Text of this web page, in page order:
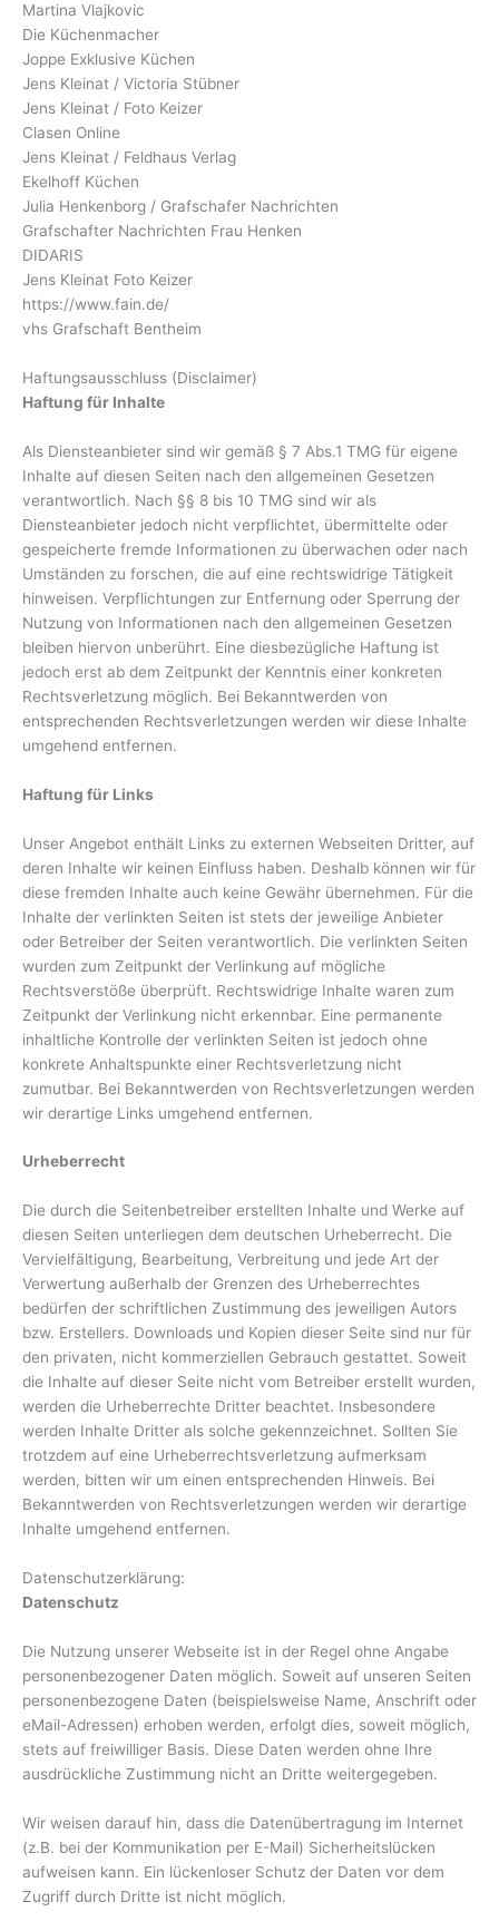
Martina Vlajkovic
Die Küchenmacher
Joppe Exklusive Küchen
Jens Kleinat / Victoria Stübner
Jens Kleinat / Foto Keizer
Clasen Online
Jens Kleinat / Feldhaus Verlag
Ekelhoff Küchen
Julia Henkenborg / Grafschafer Nachrichten
Grafschafter Nachrichten Frau Henken
DIDARIS
Jens Kleinat Foto Keizer
https://www.fain.de/
vhs Grafschaft Bentheim
Haftungsausschluss (Disclaimer)
Haftung für Inhalte
Als Diensteanbieter sind wir gemäß § 7 Abs.1 TMG für eigene
Inhalte auf diesen Seiten nach den allgemeinen Gesetzen
verantwortlich. Nach §§ 8 bis 10 TMG sind wir als
Diensteanbieter jedoch nicht verpflichtet, übermittelte oder
gespeicherte fremde Informationen zu überwachen oder nach
Umständen zu forschen, die auf eine rechtswidrige Tätigkeit
hinweisen. Verpflichtungen zur Entfernung oder Sperrung der
Nutzung von Informationen nach den allgemeinen Gesetzen
bleiben hiervon unberührt. Eine diesbezügliche Haftung ist
jedoch erst ab dem Zeitpunkt der Kenntnis einer konkreten
Rechtsverletzung möglich. Bei Bekanntwerden von
entsprechenden Rechtsverletzungen werden wir diese Inhalte
umgehend entfernen.
Haftung für Links
Unser Angebot enthält Links zu externen Webseiten Dritter, auf
deren Inhalte wir keinen Einfluss haben. Deshalb können wir für
diese fremden Inhalte auch keine Gewähr übernehmen. Für die
Inhalte der verlinkten Seiten ist stets der jeweilige Anbieter
oder Betreiber der Seiten verantwortlich. Die verlinkten Seiten
wurden zum Zeitpunkt der Verlinkung auf mögliche
Rechtsverstöße überprüft. Rechtswidrige Inhalte waren zum
Zeitpunkt der Verlinkung nicht erkennbar. Eine permanente
inhaltliche Kontrolle der verlinkten Seiten ist jedoch ohne
konkrete Anhaltspunkte einer Rechtsverletzung nicht
zumutbar. Bei Bekanntwerden von Rechtsverletzungen werden
wir derartige Links umgehend entfernen.
Urheberrecht
Die durch die Seitenbetreiber erstellten Inhalte und Werke auf
diesen Seiten unterliegen dem deutschen Urheberrecht. Die
Vervielfältigung, Bearbeitung, Verbreitung und jede Art der
Verwertung außerhalb der Grenzen des Urheberrechtes
bedürfen der schriftlichen Zustimmung des jeweiligen Autors
bzw. Erstellers. Downloads und Kopien dieser Seite sind nur für
den privaten, nicht kommerziellen Gebrauch gestattet. Soweit
die Inhalte auf dieser Seite nicht vom Betreiber erstellt wurden,
werden die Urheberrechte Dritter beachtet. Insbesondere
werden Inhalte Dritter als solche gekennzeichnet. Sollten Sie
trotzdem auf eine Urheberrechtsverletzung aufmerksam
werden, bitten wir um einen entsprechenden Hinweis. Bei
Bekanntwerden von Rechtsverletzungen werden wir derartige
Inhalte umgehend entfernen.
Datenschutzerklärung:
Datenschutz
Die Nutzung unserer Webseite ist in der Regel ohne Angabe
personenbezogener Daten möglich. Soweit auf unseren Seiten
personenbezogene Daten (beispielsweise Name, Anschrift oder
eMail-Adressen) erhoben werden, erfolgt dies, soweit möglich,
stets auf freiwilliger Basis. Diese Daten werden ohne Ihre
ausdrückliche Zustimmung nicht an Dritte weitergegeben.
Wir weisen darauf hin, dass die Datenübertragung im Internet
(z.B. bei der Kommunikation per E-Mail) Sicherheitslücken
aufweisen kann. Ein lückenloser Schutz der Daten vor dem
Zugriff durch Dritte ist nicht möglich.